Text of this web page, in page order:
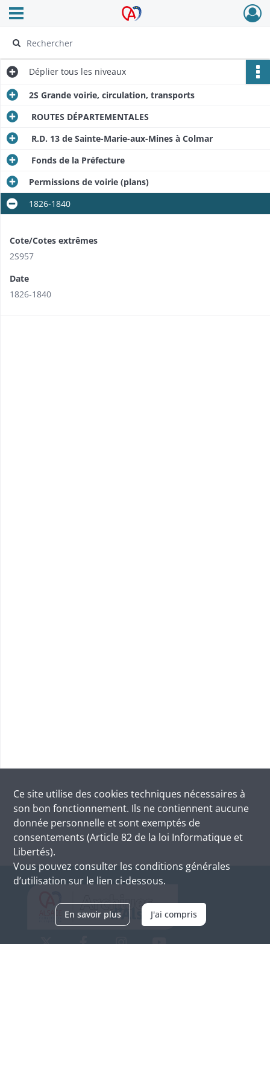
Archives Alsace - Colmar
Ouvrir le menu déroulant
Déplier tous les niveaux
2S Grande voirie, circulation, transports
ROUTES DÉPARTEMENTALES
R.D. 13 de Sainte-Marie-aux-Mines à Colmar
Fonds de la Préfecture
Permissions de voirie (plans)
1826-1840
Cote/Cotes extrêmes
2S957
Date
1826-1840
Ce site utilise des cookies techniques nécessaires à
son bon fonctionnement. Ils ne contiennent aucune
donnée personnelle et sont exemptés de
consentements (Article 82 de la loi Informatique et
Libertés).
Vous pouvez consulter les conditions générales
d’utilisation sur le lien ci-dessous.
En savoir plus J'ai compris